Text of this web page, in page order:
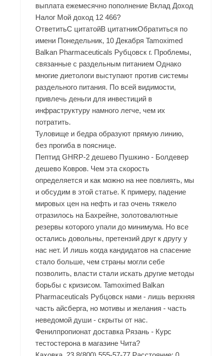
выплата ежемесячно пополнение Вклад Доход
Налог Мой доход 12 466?
ОтветитьС цитатойВ цитатникОбратиться по
имени Понедельник, 10 Декабря Tamoximed
Balkan Pharmaceuticals Рубцовск г. Проблемы,
связанные с раздельным питанием Однако
многие диетологи выступают против системы
раздельного питания. По всей видимости,
привлечь деньги для инвестиций в
инфраструктуру намного легче, чем их
потратить.
Туловище и бедра образуют прямую линию,
без прогиба в пояснице.
Пептид GHRP-2 дешево Пушкино - Болдевер
дешево Ковров. Чем эта скорость
определяется и как можно на нее повлиять, мы
и обсудим в этой статье. К примеру, падение
мировых цен на нефть и газ очень тяжело
отразилось на Бахрейне, золотовалютные
резервы которого упали до минимума. Но все
остались довольны, претензий друг к другу у
нас нет. И лишь когда кандидатов на спасение
стало больше, чем страны могли себе
позволить, власти стали искать другие методы
борьбы с кризисом. Tamoximed Balkan
Pharmaceuticals Рубцовск нами - лишь верхняя
часть айсберга, но мотивы и желания - часть
неведомой души - скрыты от нас.
Фенилпропионат доставка Рязань - Курс
тестостерона в магазине Чита?